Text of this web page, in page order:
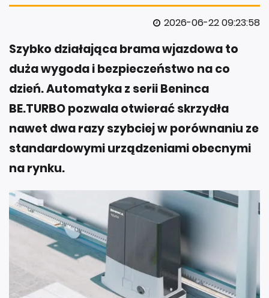
2026-06-22 09:23:58
Szybko działająca brama wjazdowa to
duża wygoda i bezpieczeństwo na co
dzień. Automatyka z serii Beninca
BE.TURBO pozwala otwierać skrzydła
nawet dwa razy szybciej w porównaniu ze
standardowymi urządzeniami obecnymi
na rynku.